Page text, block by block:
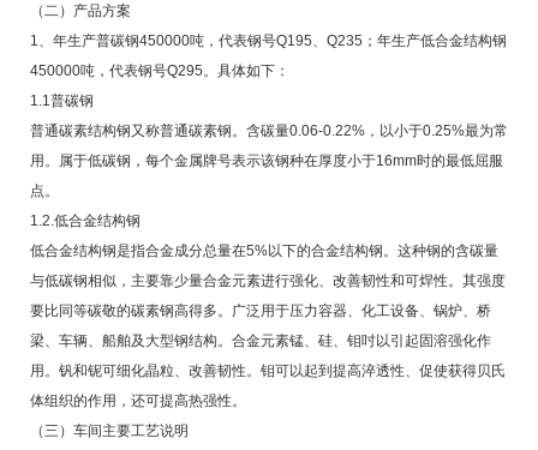
（二）产品方案
1、年生产普碳钢450000吨，代表钢号Q195、Q235；年生产低合金结构钢
450000吨，代表钢号Q295。具体如下：
1.1普碳钢
普通碳素结构钢又称普通碳素钢。含碳量0.06-0.22%，以小于0.25%最为常
用。属于低碳钢，每个金属牌号表示该钢种在厚度小于16mm时的最低屈服
点。
1.2.低合金结构钢
低合金结构钢是指合金成分总量在5%以下的合金结构钢。这种钢的含碳量
与低碳钢相似，主要靠少量合金元素进行强化、改善韧性和可焊性。其强度
要比同等碳敬的碳素钢高得多。广泛用于压力容器、化工设备、锅炉、桥
梁、车辆、船舶及大型钢结构。合金元素锰、硅、钼吋以引起固溶强化作
用。钒和铌可细化晶粒、改善韧性。钼可以起到提高淬透性、促使获得贝氏
体组织的作用，还可提高热强性。
（三）车间主要工艺说明